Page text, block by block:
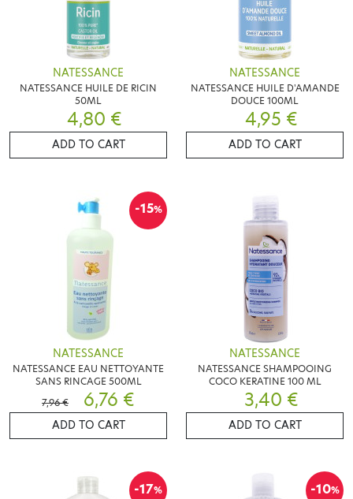
NATESSANCE
NATESSANCE HUILE DE RICIN
50ML
4,80 €
ADD TO CART
NATESSANCE
NATESSANCE HUILE D'AMANDE
DOUCE 100ML
4,95 €
ADD TO CART
-15%
NATESSANCE
NATESSANCE EAU NETTOYANTE
SANS RINCAGE 500ML
7,96 €
6,76 €
ADD TO CART
NATESSANCE
NATESSANCE SHAMPOOING
COCO KERATINE 100 ML
3,40 €
ADD TO CART
-17% -10%